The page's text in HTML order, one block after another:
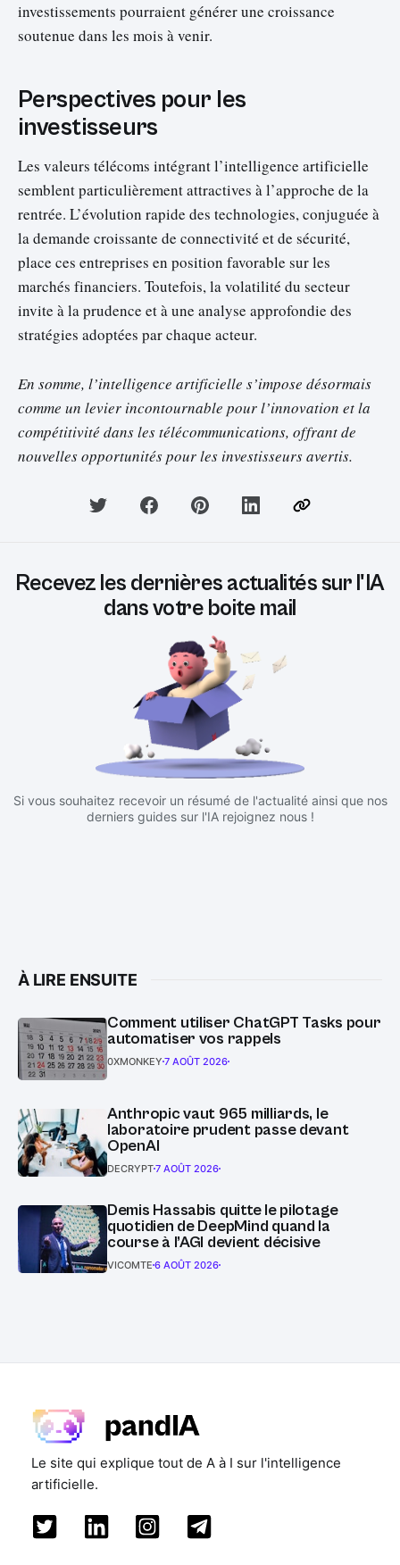
investissements pourraient générer une croissance
soutenue dans les mois à venir.
Perspectives pour les
investisseurs
Les valeurs télécoms intégrant l’intelligence artificielle
semblent particulièrement attractives à l’approche de la
rentrée. L’évolution rapide des technologies, conjuguée à
la demande croissante de connectivité et de sécurité,
place ces entreprises en position favorable sur les
marchés financiers. Toutefois, la volatilité du secteur
invite à la prudence et à une analyse approfondie des
stratégies adoptées par chaque acteur.
En somme, l’intelligence artificielle s’impose désormais
comme un levier incontournable pour l’innovation et la
compétitivité dans les télécommunications, offrant de
nouvelles opportunités pour les investisseurs avertis.
Recevez les dernières actualités sur l'IA
dans votre boite mail
Si vous souhaitez recevoir un résumé de l'actualité ainsi que nos
derniers guides sur l'IA rejoignez nous !
À LIRE ENSUITE
Comment utiliser ChatGPT Tasks pour
automatiser vos rappels
0XMONKEY 7 AOÛT 2026
Anthropic vaut 965 milliards, le
laboratoire prudent passe devant
OpenAI
DECRYPT7 AOÛT 2026
Demis Hassabis quitte le pilotage
quotidien de DeepMind quand la
course à l’AGI devient décisive
VICOMTE 6 AOÛT 2026
Le site qui explique tout de A à I sur l'intelligence
artificielle.